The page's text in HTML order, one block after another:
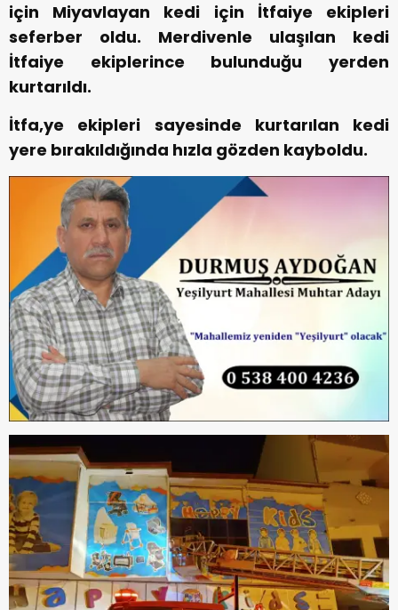
için Miyavlayan kedi için İtfaiye ekipleri
seferber oldu. Merdivenle ulaşılan kedi
İtfaiye ekiplerince bulunduğu yerden
kurtarıldı.
İtfa,ye ekipleri sayesinde kurtarılan kedi
yere bırakıldığında hızla gözden kayboldu.